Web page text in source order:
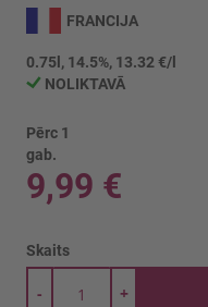
FRANCIJA
0.75l, 14.5%, 13.32 €/l
NOLIKTAVĀ
Pērc 1
gab.
9,99 €
Skaits
+
-